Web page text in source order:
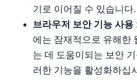
기로 이어질 수 있습니다.
브라우저 보안 기능 사용
에는 잠재적으로 유해한
는 데 도움이되는 보안
러한 기능을 활성화하십